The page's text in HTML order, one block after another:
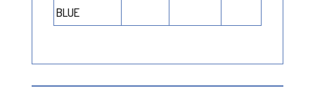
BLUE